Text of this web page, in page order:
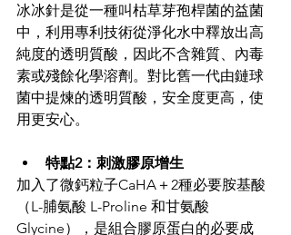
冰冰針是從一種叫枯草芽孢桿菌的益菌
中，利用專利技術從淨化水中釋放出高
純度的透明質酸，因此不含雜質、內毒
素或殘餘化學溶劑。對比舊一代由鏈球
菌中提煉的透明質酸，安全度更高，使
用更安心。
特點2：刺激膠原增生
加入了微鈣粒子CaHA＋2種必要胺基酸
（L-脯氨酸 L-Proline 和甘氨酸
Glycine），是組合膠原蛋白的必要成